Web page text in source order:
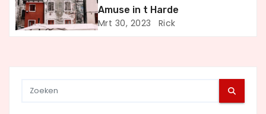
a
t
Amuse in t Harde
Mrt 30, 2023 Rick